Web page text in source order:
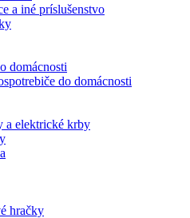
a iné príslušenstvo
domácnosti
do domácnosti
a elektrické krby
hračky